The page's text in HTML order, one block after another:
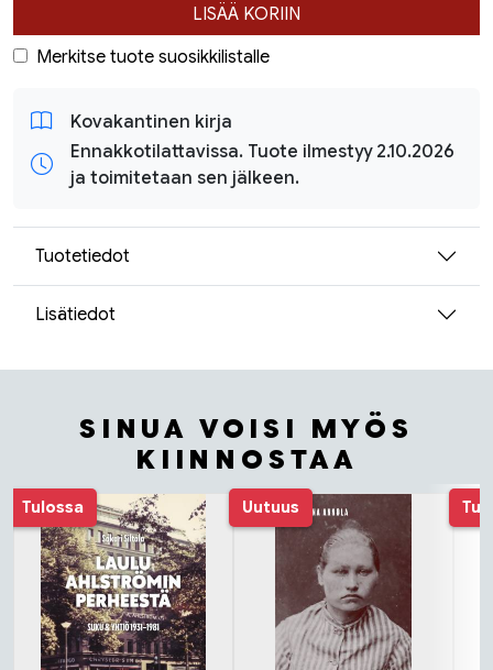
LISÄÄ KORIIN
Merkitse tuote suosikkilistalle
Kovakantinen kirja
Ennakkotilattavissa. Tuote ilmestyy 2.10.2026
ja toimitetaan sen jälkeen.
Tuotetiedot
Lisätiedot
SINUA VOISI MYÖS
KIINNOSTAA
Tuoteluettelon alku
Tulossa Uutuus